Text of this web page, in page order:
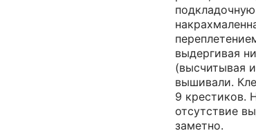
выдергивая
(высчитывая
вышивали.
9 крестиков.
отсутствие
заметно.